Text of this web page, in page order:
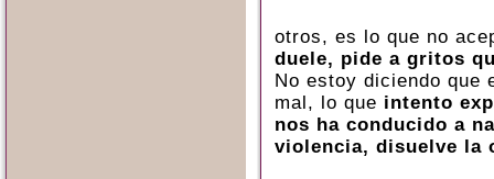
otros, es lo que no
duele, pide a gritos
No estoy diciendo que
mal, lo que intento
nos ha conducido a
violencia, disuelve la